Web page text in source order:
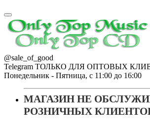
@sale_of_good
Telegram ТОЛЬКО ДЛЯ ОПТОВЫХ
Понедельник - Пятница, с 11:00 до 16:00
МАГАЗИН НЕ
РОЗНИЧНЫХ